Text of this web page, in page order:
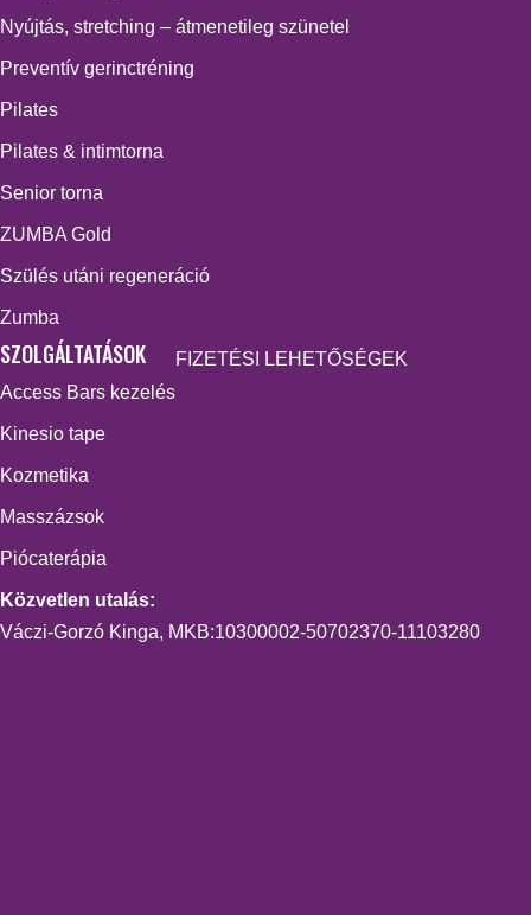
Nyújtás, stretching – átmenetileg szünetel
Preventív gerinctréning
Pilates
Pilates & intimtorna
Senior torna
ZUMBA Gold
Szülés utáni regeneráció
Zumba
SZOLGÁLTATÁSOK
Access Bars kezelés
Kinesio tape
Kozmetika
Masszázsok
Piócaterápia
FIZETÉSI LEHETŐSÉGEK
Közvetlen utalás:
Váczi-Gorzó Kinga, MKB:10300002-50702370-11103280